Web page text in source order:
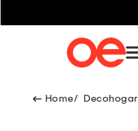
Decohogar